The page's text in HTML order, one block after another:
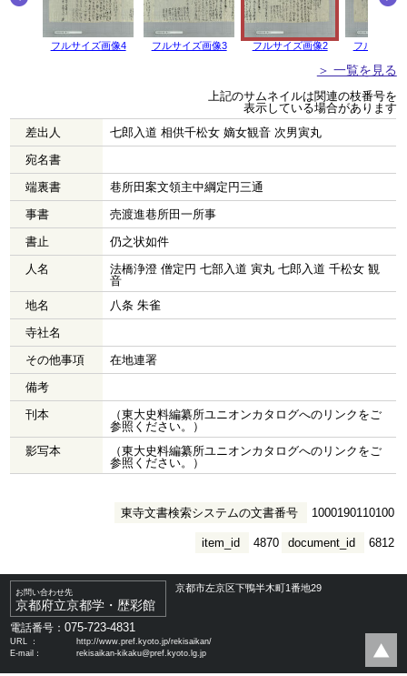
フルサイズ画像4 フルサイズ画像3 フルサイズ画像2 フルサイズ
＞ 一覧を見る
上記のサムネイルは関連の枝番号を
表示している場合があります
差出人
七郎入道 相供千松女 嫡女観音 次男寅丸
宛名書
端裏書
巷所田案文領主中綱定円三通
事書
売渡進巷所田一所事
書止
仍之状如件
人名
法橋浄澄 僧定円 七部入道 寅丸 七郎入道 千松女 観
音
地名
八条 朱雀
寺社名
その他事項
在地連署
備考
刊本
（東大史料編纂所ユニオンカタログへのリンクをご
参照ください。）
影写本
（東大史料編纂所ユニオンカタログへのリンクをご
参照ください。）
東寺文書検索システムの文書番号 1000190110100
document_id 6812
item_id 4870
お問い合わせ先
京都府立京都学・歴彩館
京都市左京区下鴨半木町1番地29
電話番号：075-723-4831
URL ：
http://www.pref.kyoto.jp/rekisaikan/
E-mail：
rekisaikan-kikaku@pref.kyoto.lg.jp